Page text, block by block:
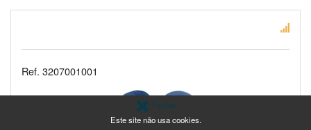
Ref. 3207001001
Fechar
Este site não usa cookies.